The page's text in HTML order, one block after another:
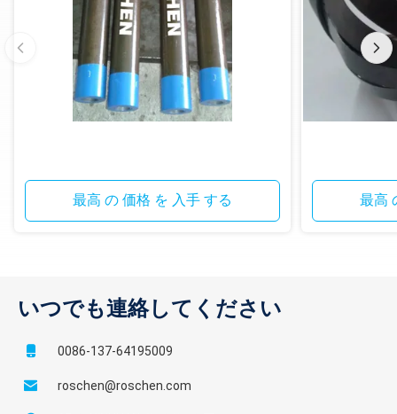
最高 の 価格 を 入手 する 最高
いつでも連絡してください
0086-137-64195009
roschen@roschen.com